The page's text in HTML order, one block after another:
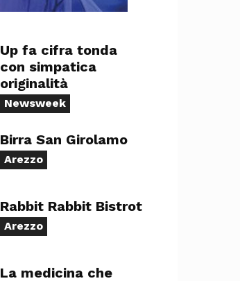
Up fa cifra tonda
con simpatica
originalità
Newsweek
Birra San Girolamo
Arezzo
Rabbit Rabbit Bistrot
Arezzo
La medicina che